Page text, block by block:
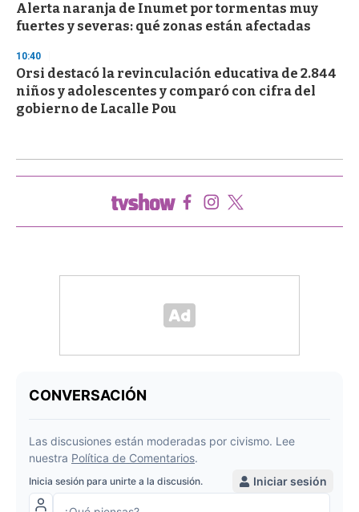
Alerta naranja de Inumet por tormentas muy
fuertes y severas: qué zonas están afectadas
10:40
Orsi destacó la revinculación educativa de 2.844
niños y adolescentes y comparó con cifra del
gobierno de Lacalle Pou